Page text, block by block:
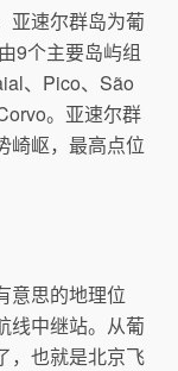
亚速尔群岛为葡
9个主要岛屿组
、Pico、São
。亚速尔群
崎岖，最高点位
意思的地理位
线中继站。从葡
，也就是北京飞